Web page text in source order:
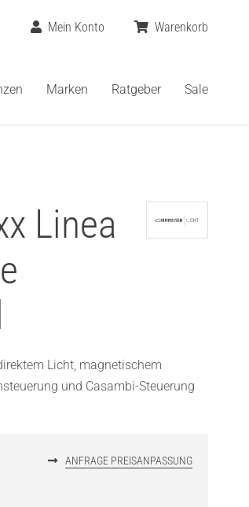
Mein Konto Warenkorb
Marken Ratgeber Sale
Linea
Licht, magnetischem
und Casambi-Steuerung
ANFRAGE PREISANPASSUNG